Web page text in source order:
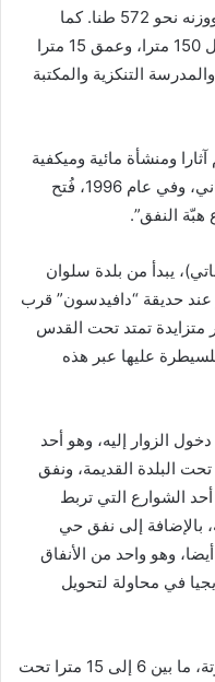
الرمانة” وحجر كبير يبلغ طوله 13 مترا ووزنه نحو 572 طنا. كما
هنالك نفق الجسر الكبير السفلي، بطول 150 مترا، وعمق 15 مترا
التنكزية والمكتبة
ومنشأة مائية وميكفية
(مطاهر مياه) بالإضافة إلى مسرح روماني، وفي عام 1996، فُتح
هبّة النفق”.
يبدأ من بلدة سلوان
عند حديقة “دافيدسون” قرب
متزايدة تمتد تحت القدس
عليها عبر هذه
الزوار إليه، وهو أحد
البلدة القديمة، ونفق
الشوارع التي تربط
بالإضافة إلى نفق حي
وهو واحد من الأنفاق
في محاولة لتحويل
وأكّد، أن الأنفاق تُنفذ على أعماق متفاوتة، ما بين 6 إلى 15 مترا تحت